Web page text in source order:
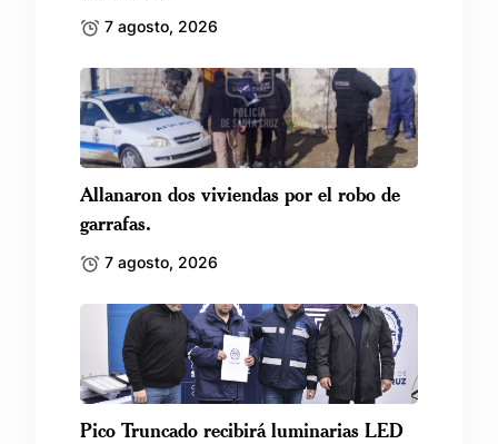
7 agosto, 2026
Allanaron dos viviendas por el robo de
garrafas.
7 agosto, 2026
Pico Truncado recibirá luminarias LED